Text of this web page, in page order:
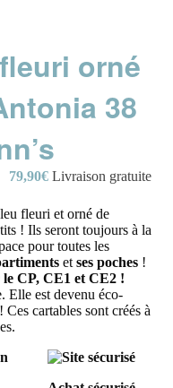
orné
38
79,90€ Livraison gratuite
fleuri et orné de
! Ils seront toujours à la
pour toutes les
et ses poches !
CP, CE1 et CE2 !
Elle est devenu éco-
cartables sont créés à